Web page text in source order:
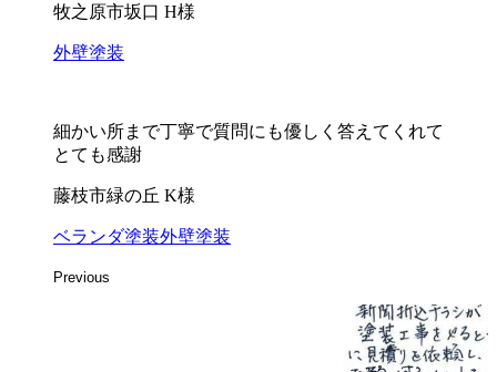
牧之原市坂口 H様
外壁塗装
細かい所まで丁寧で質問にも優しく答えてくれて
とても感謝
藤枝市緑の丘 K様
ベランダ塗装外壁塗装
Previous